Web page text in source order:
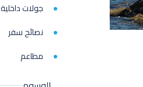
جولات داخلية
نصائح سفر
مطاعم